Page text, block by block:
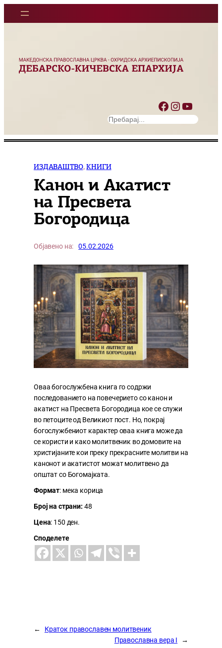
Facebook Instagram YouTube
S
a
c
h
ИЗДАВАШТВО, КНИГИ
Канон и Акатист
на Пресвета
Богородица
Објавено на: 05.02.2026
Оваа богослужбена книга го содржи
последованието на повечерието со канон и
акатист на Пресвета Богородица кое се служи
во петоците од Великиот пост. Но, покрај
богослужбениот карактер оваа книга може да
се користи и како молитвеник во домовите на
христијаните кои преку прекрасните молитви на
канонот и акатистот можат молитвено да
општат со Богомајката.
Формат: мека корица
Број на страни: 48
Цена: 150 ден.
Споделете
←
Краток православен молитвеник
Православна вера I
→